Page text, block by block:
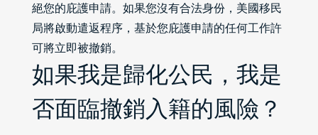
絕您的庇護申請。如果您沒有合法身份，美國移民
局將啟動遣返程序，基於您庇護申請的任何工作許
可將立即被撤銷。
如果我是歸化公民，我是
否面臨撤銷入籍的風險？